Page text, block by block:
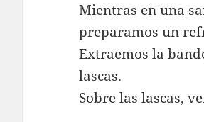
Mientras en una
preparamos un
Extraemos la
lascas.
Sobre las lascas,